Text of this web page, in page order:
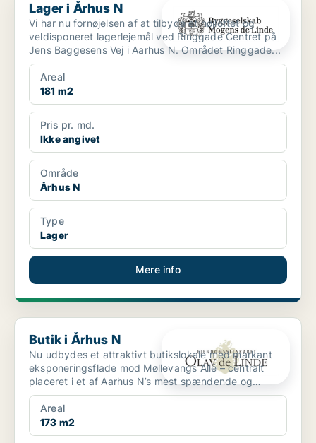
Lager i Århus N
Vi har nu fornøjelsen af at tilbyde et højloftet og
veldisponeret lagerlejemål ved Ringgade Centret på
Jens Baggesens Vej i Aarhus N. Området Ringgade...
Areal
181 m2
Pris pr. md.
Ikke angivet
Område
Århus N
Type
Lager
Mere info
Butik i Århus N
Butik i Århus N
Nu udbydes et attraktivt butikslokale med markant
eksponeringsflade mod Møllevangs Allé – centralt
placeret i et af Aarhus N’s mest spændende og
voksende byo...
Areal
173 m2